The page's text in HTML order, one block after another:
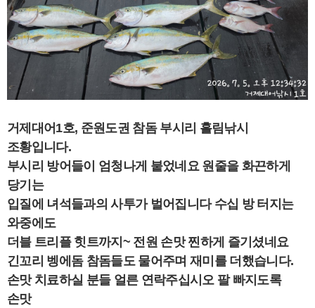
거제대어1호, 준원도권 참돔 부시리 흘림낚시
조황입니다.
부시리 방어들이 엄청나게 붙었네요 원줄을 화끈하게
당기는
입질에 녀석들과의 사투가 벌어집니다 수십 방 터지는
와중에도
더블 트리플 힛트까지~ 전원 손맛 찐하게 즐기셨네요
긴꼬리 벵에돔 참돔들도 물어주며 재미를 더했습니다.
손맛 치료하실 분들 얼른 연락주십시오 팔 빠지도록
손맛